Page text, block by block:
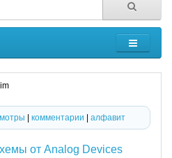
| комментарии | алфавит
от Analog Devices